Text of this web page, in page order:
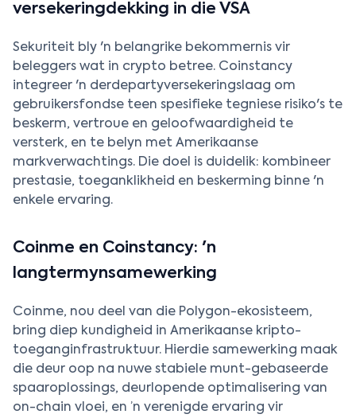
versekeringdekking in die VSA
Sekuriteit bly 'n belangrike bekommernis vir
beleggers wat in crypto betree. Coinstancy
integreer 'n derdepartyversekeringslaag om
gebruikersfondse teen spesifieke tegniese risiko's te
beskerm, vertroue en geloofwaardigheid te
versterk, en te belyn met Amerikaanse
markverwachtings. Die doel is duidelik: kombineer
prestasie, toeganklikheid en beskerming binne 'n
enkele ervaring.
Coinme en Coinstancy: 'n
langtermynsamewerking
Coinme, nou deel van die Polygon-ekosisteem,
bring diep kundigheid in Amerikaanse kripto-
toeganginfrastruktuur. Hierdie samewerking maak
die deur oop na nuwe stabiele munt-gebaseerde
spaaroplossings, deurlopende optimalisering van
on-chain vloei, en ’n verenigde ervaring vir